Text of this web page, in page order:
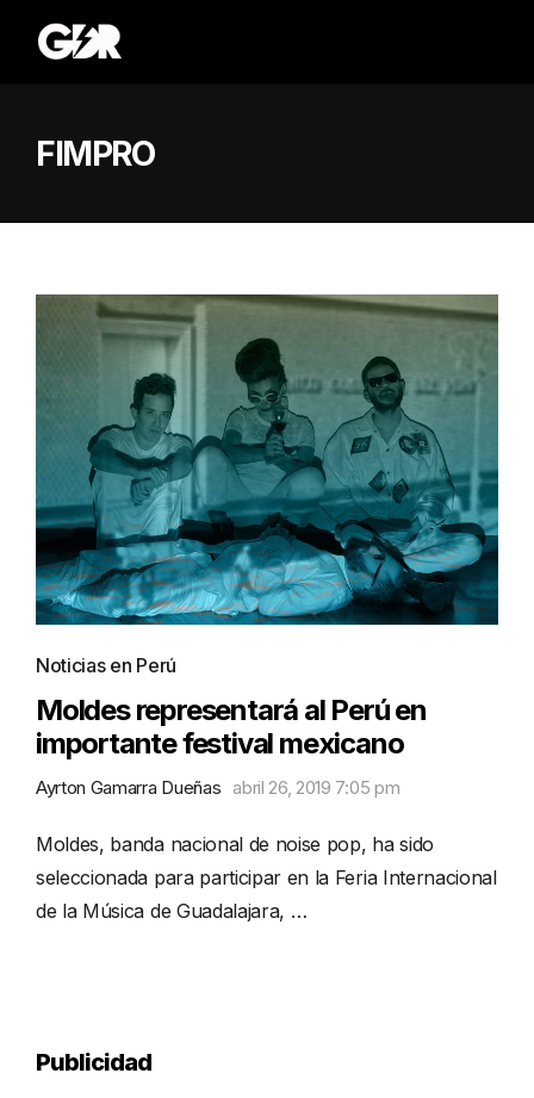
FIMPRO
Noticias en Perú
Moldes representará al Perú en
importante festival mexicano
Ayrton Gamarra Dueñas abril 26, 2019 7:05 pm
Moldes, banda nacional de noise pop, ha sido
seleccionada para participar en la Feria Internacional
de la Música de Guadalajara, …
Publicidad